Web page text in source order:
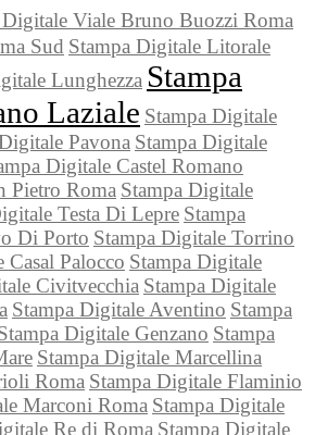
Digitale Viale Bruno Buozzi Roma
Sud Stampa Digitale Litorale
Lunghezza Stampa
Laziale Stampa Digitale
Pavona Stampa Digitale
Digitale Castel Romano
Pietro Roma Stampa Digitale
Testa Di Lepre Stampa
Di Porto Stampa Digitale Torrino
Casal Palocco Stampa Digitale
Civitvecchia Stampa Digitale
Stampa Digitale Aventino Stampa
Digitale Genzano Stampa
Stampa Digitale Marcellina
Roma Stampa Digitale Flaminio
Marconi Roma Stampa Digitale
Re di Roma Stampa Digitale